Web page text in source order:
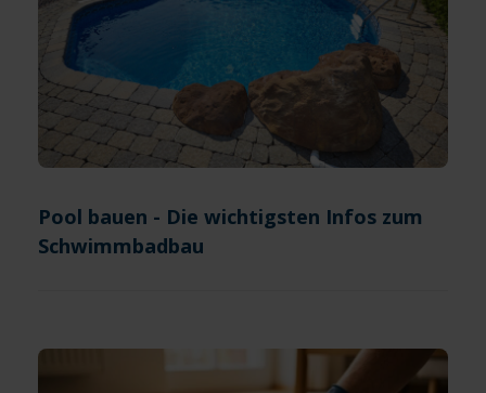
Pool bauen - Die wichtigsten Infos zum
Schwimmbadbau